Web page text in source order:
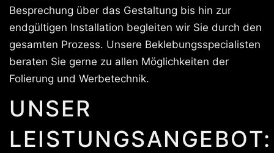
Besprechung über das Gestaltung bis hin zur
endgültigen Installation begleiten wir Sie durch den
gesamten Prozess. Unsere Beklebungsspecialisten
beraten Sie gerne zu allen Möglichkeiten der
Folierung und Werbetechnik.
UNSER
LEISTUNGSANGEBOT: